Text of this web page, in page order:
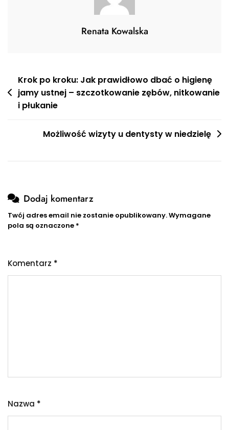
Dla
Perfekcyjnego
Renata Kowalska
Nawigacja
wpisu
Krok po kroku: Jak prawidłowo dbać o higienę
jamy ustnej – szczotkowanie zębów, nitkowanie
i płukanie
Możliwość wizyty u dentysty w niedzielę
Dodaj komentarz
Twój adres email nie zostanie opublikowany.Wymagane
pola są oznaczone *
Komentarz *
Nazwa *